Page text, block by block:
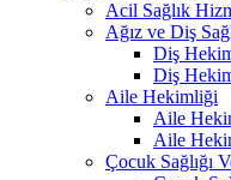
Acil Sağlık
Ağız ve Diş
Diş
Diş
Aile Hekimliği
Aile
Aile
Çocuk Sağlığı